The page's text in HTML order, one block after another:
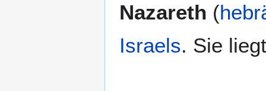
Navigation
Suche
Nazareth (
Israels. Sie